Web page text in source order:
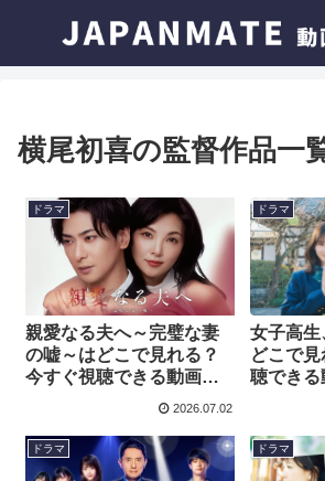
横尾初喜の監督作品一
ドラマ
親愛なる夫へ～完璧な妻
の嘘～はどこで見れる？
今すぐ視聴できる動画配
信サービスを紹介！
2026.07.02
ドラマ
女子高生
どこで
聴できる
ドラマ ドラマ